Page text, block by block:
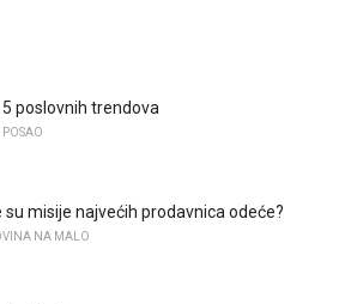
5 poslovnih trendova
su misije najvećih prodavnica odeće?
NA MALO